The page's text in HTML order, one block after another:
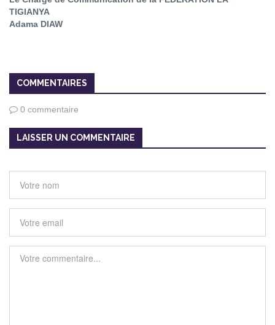
TIGIANYA
Adama DIAW
COMMENTAIRES
0 commentaire
LAISSER UN COMMENTAIRE